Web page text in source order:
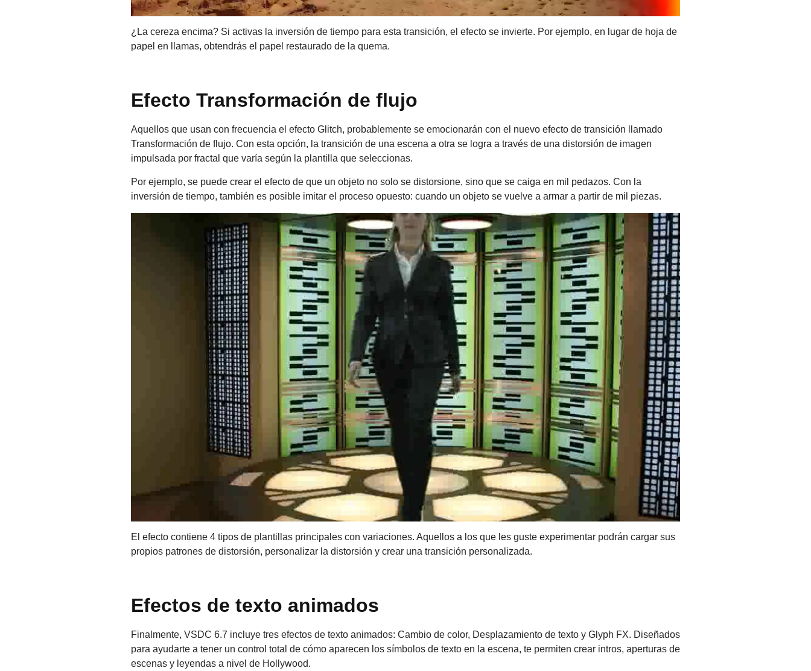
¿La cereza encima? Si activas la inversión de tiempo para esta transición, el efecto se invierte. Por ejemplo, en lugar de hoja de
papel en llamas, obtendrás el papel restaurado de la quema.
Efecto Transformación de flujo
Aquellos que usan con frecuencia el efecto Glitch, probablemente se emocionarán con el nuevo efecto de transición llamado
Transformación de flujo. Con esta opción, la transición de una escena a otra se logra a través de una distorsión de imagen
impulsada por fractal que varía según la plantilla que seleccionas.
Por ejemplo, se puede crear el efecto de que un objeto no solo se distorsione, sino que se caiga en mil pedazos. Con la
inversión de tiempo, también es posible imitar el proceso opuesto: cuando un objeto se vuelve a armar a partir de mil piezas.
El efecto contiene 4 tipos de plantillas principales con variaciones. Aquellos a los que les guste experimentar podrán cargar sus
propios patrones de distorsión, personalizar la distorsión y crear una transición personalizada.
Efectos de texto animados
Finalmente, VSDC 6.7 incluye tres efectos de texto animados: Cambio de color, Desplazamiento de texto y Glyph FX. Diseñados
para ayudarte a tener un control total de cómo aparecen los símbolos de texto en la escena, te permiten crear intros, aperturas de
escenas y leyendas a nivel de Hollywood.